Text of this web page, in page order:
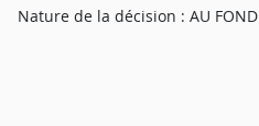
Nature de la décision : AU FOND